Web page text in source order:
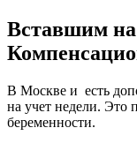
Вставшим на
В Москве и есть
на учет недели. Это
беременности.